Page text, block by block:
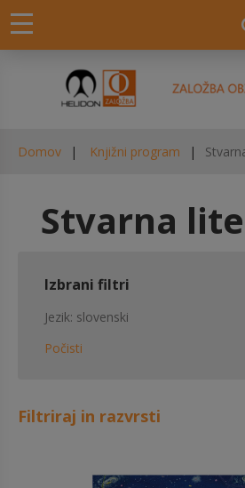
Domov Knjižni program
Stvarna
Izbrani filtri
Jezik slovenski
Počisti
Filtriraj in razvrsti